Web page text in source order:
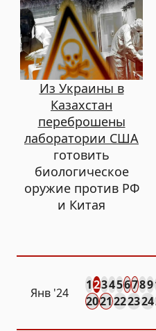
Из Украины в
Казахстан
переброшены
лаборатории США
готовить
биологическое
оружие против РФ
и Китая
Янв '24
123456789
2021222324